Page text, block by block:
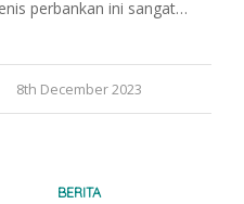
perbankan ini sangat…
8th December 2023
BERITA